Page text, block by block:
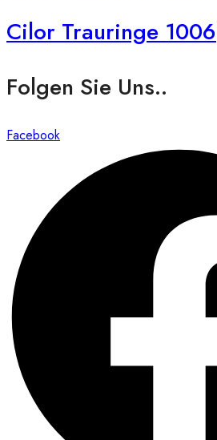
Cilor Trauringe 1006
Folgen Sie Uns..
Facebook